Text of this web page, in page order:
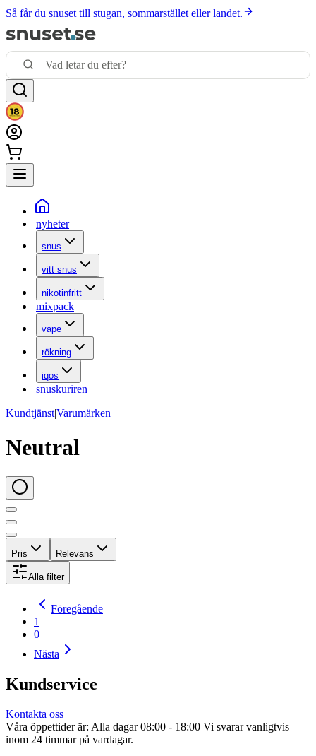
Så får du snuset till stugan, sommarstället eller landet.
|nyheter
| snus
| vitt snus
| nikotinfritt
|mixpack
| vape
| rökning
| iqos
|snuskuriren
Kundtjänst|Varumärken
Neutral
Pris Relevans
Alla filter
Föregående
1
0
Nästa
Kundservice
Kontakta oss
Våra öppettider är: Alla dagar 08:00 - 18:00 Vi svarar vanligtvis
inom 24 timmar på vardagar.